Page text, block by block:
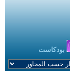
بودكاست